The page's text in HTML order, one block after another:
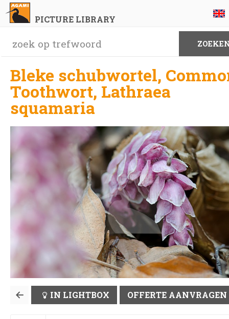
PICTURE LIBRARY
Bleke schubwortel,
Toothwort, Lathraea
squamaria
IN LIGHTBOX OFFERTE AANVRAGEN